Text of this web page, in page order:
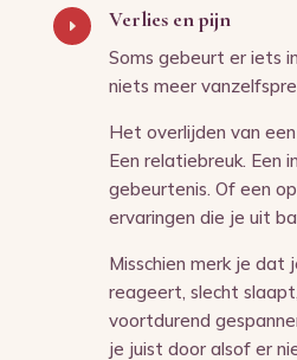
E Verlies en pijn
Soms gebeurt er iets
niets meer
Het overlijden van
Een relatiebreuk. Een
gebeurtenis. Of een
ervaringen die je uit
Misschien merk je dat
reageert, slecht
voortdurend
je juist door alsof er